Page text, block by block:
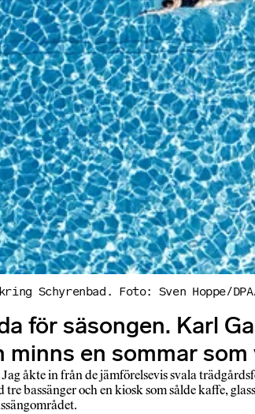
Schyrenbad. Foto: Sven Hoppe/
för säsongen. Karl
en sommar som
åkte in från de jämförelsevis svala
bassänger och en kiosk som sålde kaffe,